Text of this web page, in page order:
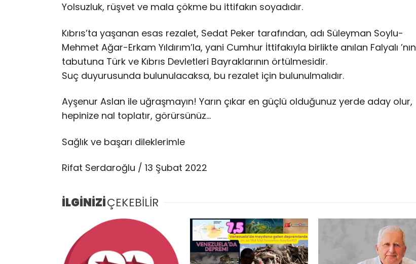
Yolsuzluk, rüşvet ve mala çökme bu ittifakın soyadıdır.
Kıbrıs’ta yaşanan esas rezalet, Sedat Peker tarafından, adı Süleyman Soylu-
Mehmet Ağar-Erkam Yıldırım’la, yani Cumhur İttifakıyla birlikte anılan Falyalı ’nın
tabutuna Türk ve Kıbrıs Devletleri Bayraklarının örtülmesidir.
Suç duyurusunda bulunulacaksa, bu rezalet için bulunulmalıdır.
Ayşenur Aslan ile uğraşmayın! Yarın çıkar en güçlü olduğunuz yerde aday olur,
hepinize nal toplatır, görürsünüz…
Sağlık ve başarı dileklerimle
Rifat Serdaroğlu / 13 Şubat 2022
İLGİNİZİÇEKEBİLİR